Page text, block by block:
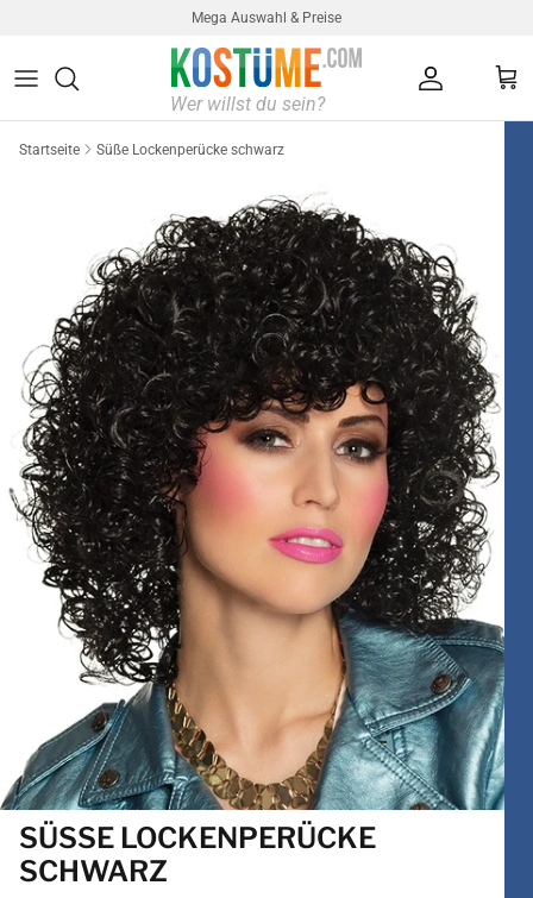
Mega Auswahl & Preise
Startseite Süße Lockenperücke schwarz
SÜSSE LOCKENPERÜCKE S
CHWARZ